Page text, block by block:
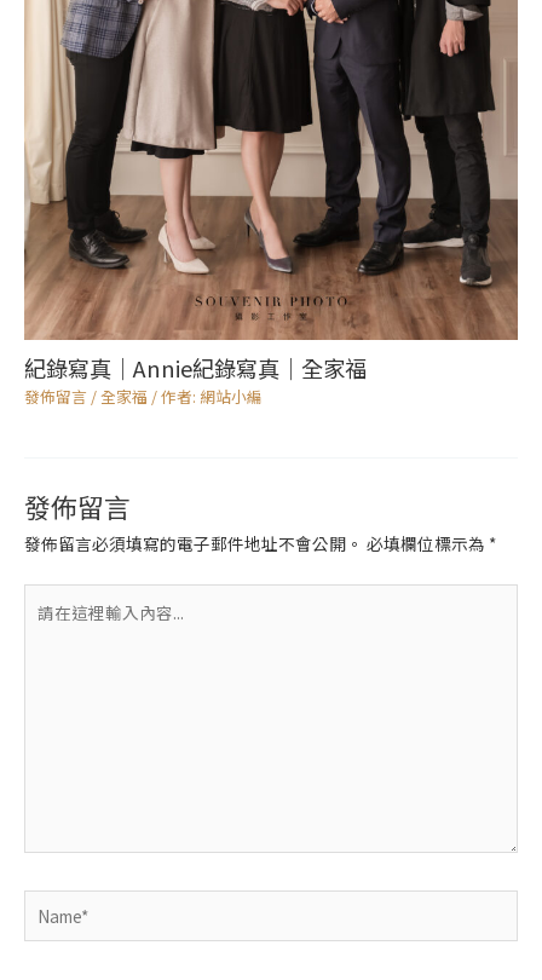
紀錄寫真｜Annie紀錄寫真｜全家福
發佈留言 /全家福 / 作者: 網站小編
發佈留言
發佈留言必須填寫的電子郵件地址不會公開。 必填欄位標示為 *
在